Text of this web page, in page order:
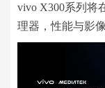
vivo X300系列将
理器，性能与影